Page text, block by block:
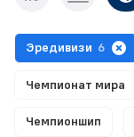
Эредивизи 6
Чемпионат мира
Чемпионшип